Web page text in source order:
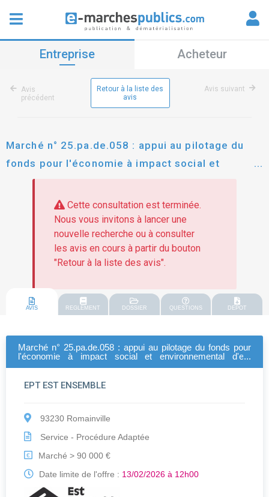
Entreprise Acheteur
Avis
précédent
Retour à la liste des
avis
Avis suivant
Marché n° 25.pa.de.058 : appui au pilotage du
fonds pour l'économie à impact social et
environnemental d'est ensemble
Cette consultation est terminée.
Nous vous invitons à lancer une
nouvelle recherche ou à consulter
les avis en cours à partir du bouton
"Retour à la liste des avis".
AVIS REGLEMENT DOSSIER QUESTIONS DEPOT
Marché n° 25.pa.de.058 : appui au pilotage du fonds pour
l'économie à impact social et environnemental d'est
EPT EST ENSEMBLE
93230 Romainville
Service - Procédure Adaptée
€
Marché > 90 000 €
Date limite de l'offre : 13/02/2026 à 12h00